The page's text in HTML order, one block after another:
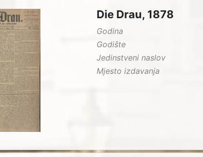
Die Drau, 1878
Godina
Godište
Jedinstveni naslov
Mjesto izdavanja